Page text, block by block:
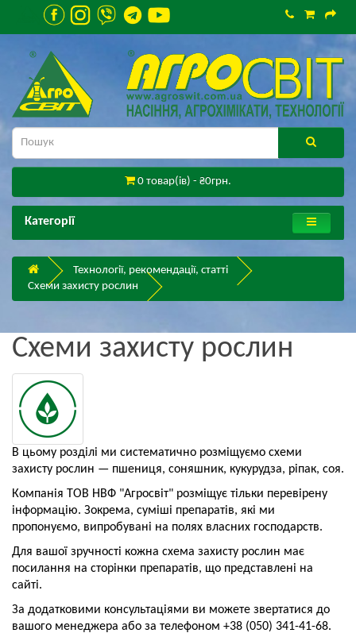
0 товар(ів) - ₴0грн.
Категорії
Технології, рекомендації, статті
Схеми захисту рослин
Схеми захисту рослин
В цьому розділі ми систематично розміщуємо схеми
захисту рослин — пшениця, соняшник, кукурудза, ріпак, соя.
Компанія ТОВ НВФ "Агросвіт" розміщує тільки перевірену
інформацію. Зокрема, суміші препаратів, які ми
пропонуємо, випробувані на полях власних господарств.
Для вашої зручності кожна схема захисту рослин має
посилання на сторінки препаратів, що представлені на
сайті.
За додатковими консультаціями ви можете звертатися до
вашого менеджера або за телефоном +38 (050) 341-41-68.